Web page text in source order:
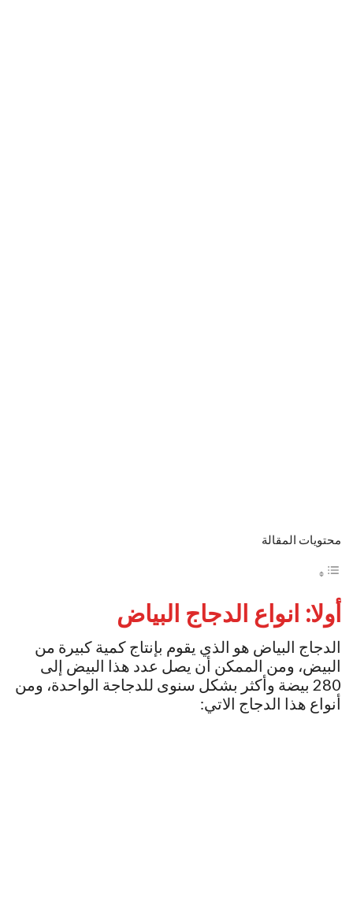
محتويات المقالة
أولا: انواع الدجاج البياض
الدجاج البياض هو الذي يقوم بإنتاج كمية كبيرة من
البيض، ومن الممكن أن يصل عدد هذا البيض إلى
280 بيضة وأكثر بشكل سنوى للدجاجة الواحدة، ومن
أنواع هذا الدجاج الاتي: